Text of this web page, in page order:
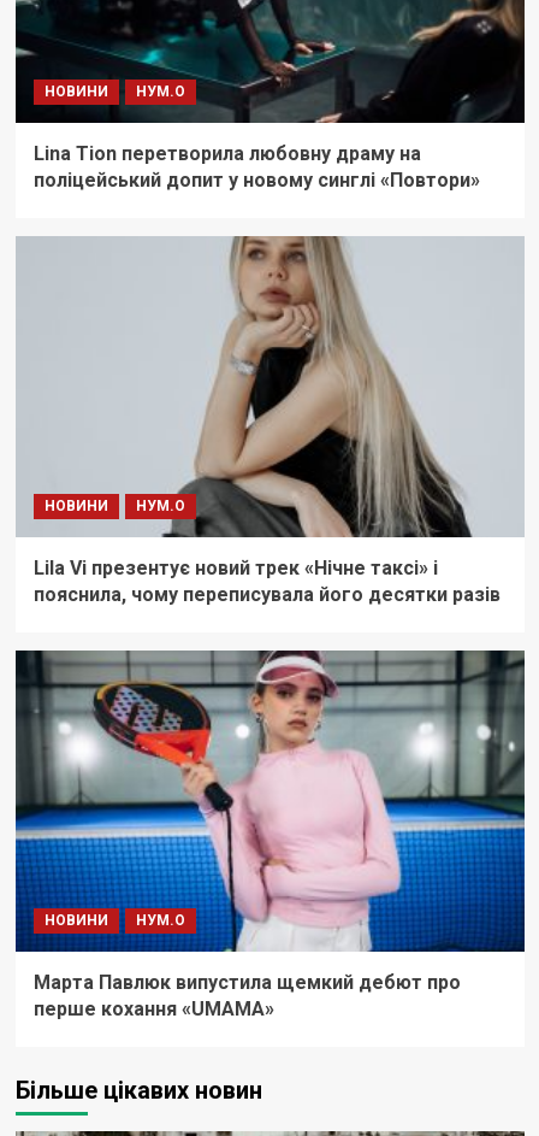
НОВИНИ НУМ.О
Lina Tion перетворила любовну драму на
поліцейський допит у новому синглі «Повтори»
НОВИНИ НУМ.О
Lila Vi презентує новий трек «Нічне таксі» і
пояснила, чому переписувала його десятки разів
НОВИНИ НУМ.О
Марта Павлюк випустила щемкий дебют про
перше кохання «UМАМА»
Більше цікавих новин